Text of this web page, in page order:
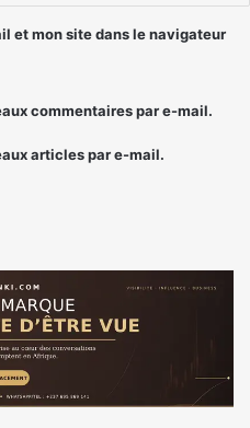
et mon site dans le navigateur
commentaires par e-mail.
articles par e-mail.